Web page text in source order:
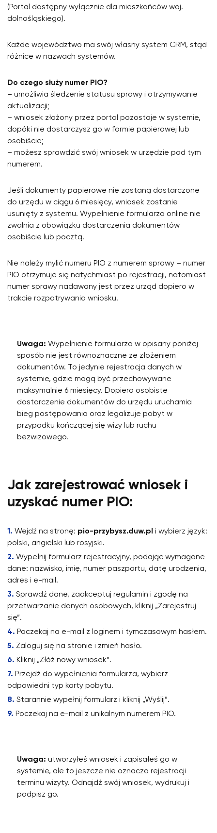
(Portal dostępny wyłącznie dla mieszkańców woj.
dolnośląskiego).
Każde województwo ma swój własny system CRM, stąd
różnice w nazwach systemów.
Do czego służy numer PIO?
– umożliwia śledzenie statusu sprawy i otrzymywanie
aktualizacji;
– wniosek złożony przez portal pozostaje w systemie,
dopóki nie dostarczysz go w formie papierowej lub
osobiście;
– możesz sprawdzić swój wniosek w urzędzie pod tym
numerem.
Jeśli dokumenty papierowe nie zostaną dostarczone
do urzędu w ciągu 6 miesięcy, wniosek zostanie
usunięty z systemu. Wypełnienie formularza online nie
zwalnia z obowiązku dostarczenia dokumentów
osobiście lub pocztą.
Nie należy mylić numeru PIO z numerem sprawy – numer
PIO otrzymuje się natychmiast po rejestracji, natomiast
numer sprawy nadawany jest przez urząd dopiero w
trakcie rozpatrywania wniosku.
Uwaga: Wypełnienie formularza w opisany poniżej
sposób nie jest równoznaczne ze złożeniem
dokumentów. To jedynie rejestracja danych w
systemie, gdzie mogą być przechowywane
maksymalnie 6 miesięcy. Dopiero osobiste
dostarczenie dokumentów do urzędu uruchamia
bieg postępowania oraz legalizuje pobyt w
przypadku kończącej się wizy lub ruchu
bezwizowego.
Jak zarejestrować wniosek i
uzyskać numer PIO:
Wejdź na stronę: pio-przybysz.duw.pl i wybierz język:
polski, angielski lub rosyjski.
Wypełnij formularz rejestracyjny, podając wymagane
dane: nazwisko, imię, numer paszportu, datę urodzenia,
adres i e-mail.
Sprawdź dane, zaakceptuj regulamin i zgodę na
przetwarzanie danych osobowych, kliknij „Zarejestruj
się”.
Poczekaj na e-mail z loginem i tymczasowym hasłem.
Zaloguj się na stronie i zmień hasło.
Kliknij „Złóż nowy wniosek”.
Przejdź do wypełnienia formularza, wybierz
odpowiedni typ karty pobytu.
Starannie wypełnij formularz i kliknij „Wyślij”.
Poczekaj na e-mail z unikalnym numerem PIO.
Uwaga: utworzyłeś wniosek i zapisałeś go w
systemie, ale to jeszcze nie oznacza rejestracji
terminu wizyty. Odnajdź swój wniosek, wydrukuj i
podpisz go.